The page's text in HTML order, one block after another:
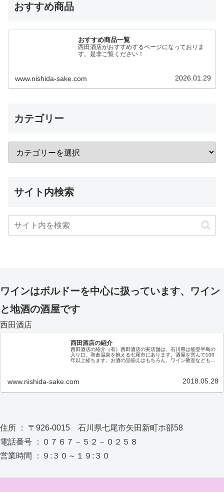
おすすめ商品
おすすめ商品一覧
西田酒店がおすすめするページになっておりま
す。是非ご覧ください！
www.nishida-sake.com 2026.01.29
カテゴリー
サイト内検索
ワインはボルドーを中心に扱っています、ワイン
と地酒の酒屋です
西田酒店
西田酒店の紹介
西田酒店の紹介（有）西田酒店の実店舗は、石川県は能登半島の
入り口、和倉温泉を抱える七尾市にあります。酒屋を営んで100
年以上経ちます。お酒の品揃えはもちろん、ワイン教室なども随
www.nishida-sake.com 2018.05.28
住所 ： 〒926-0015 石川県七尾市矢田新町ホ部58
電話番号 ：０７６７－５２－０２５８
営業時間 ：９:３０～１９:３０